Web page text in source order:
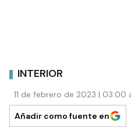
INTERIOR
11 de febrero de 2023 | 03:00
Añadir como fuente en